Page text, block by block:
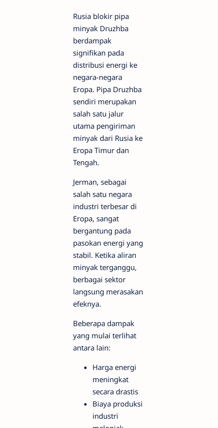
Rusia blokir pipa
minyak Druzhba
berdampak
signifikan pada
distribusi energi ke
negara-negara
Eropa. Pipa Druzhba
sendiri merupakan
salah satu jalur
utama pengiriman
minyak dari Rusia ke
Eropa Timur dan
Tengah.
Jerman, sebagai
salah satu negara
industri terbesar di
Eropa, sangat
bergantung pada
pasokan energi yang
stabil. Ketika aliran
minyak terganggu,
berbagai sektor
langsung merasakan
efeknya.
Beberapa dampak
yang mulai terlihat
antara lain:
Harga energi
meningkat
secara drastis
Biaya produksi
industri